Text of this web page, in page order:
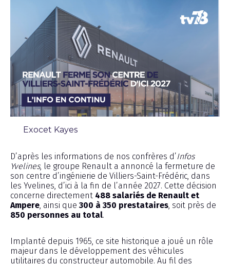
Exocet Kayes
D’après les informations de nos confrères d’Infos
Yvelines, le groupe Renault a annoncé la fermeture de
son centre d’ingénierie de Villiers-Saint-Frédéric, dans
les Yvelines, d’ici à la fin de l’année 2027. Cette décision
concerne directement 488 salariés de Renault et
Ampere , ainsi que 300 à 350 prestataires , soit près de
850 personnes au total.
Implanté depuis 1965, ce site historique a joué un rôle
majeur dans le développement des véhicules
utilitaires du constructeur automobile. Au fil des